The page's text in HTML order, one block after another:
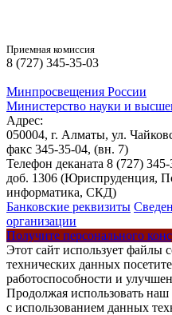
Приемная комиссия
8 (727) 345-35-03
Минпросвещения России
Министерство науки и
Адрес:
050004, г. Алматы, ул.
факс 345-35-04, (вн. 7)
Телефон деканата 8 (727)
доб. 1306 (Юриспруденция,
информатика, СКД)
Банковские реквизиты
организации
Получите персонального
Этот сайт использует файлы
технических данных
работоспособности и
Продолжая использовать наш
с использованием данных